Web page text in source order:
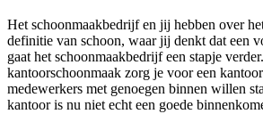
Het schoonmaakbedrijf en jij hebben over
definitie van schoon, waar jij denkt dat een
gaat het schoonmaakbedrijf een stapje
kantoorschoonmaak zorg je voor een
medewerkers met genoegen binnen willen
kantoor is nu niet echt een goede